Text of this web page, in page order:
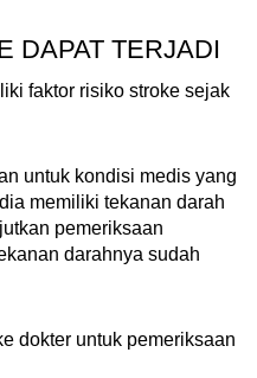
DAPAT TERJADI
faktor risiko stroke sejak
untuk kondisi medis yang
memiliki tekanan darah
pemeriksaan
darahnya sudah
dokter untuk pemeriksaan